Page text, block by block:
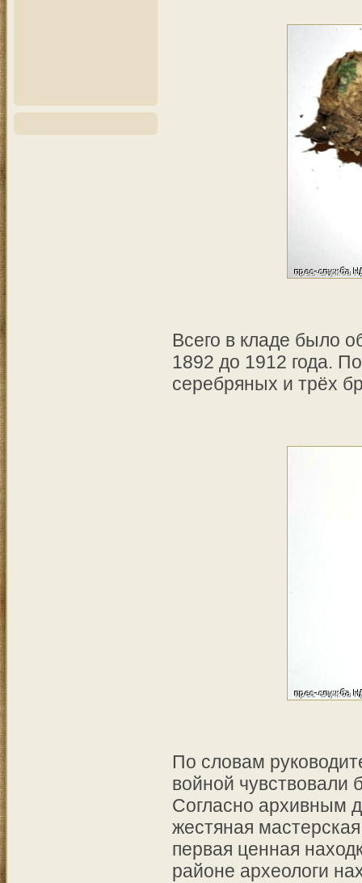
Всего в кладе было
1892 до 1912 года.
серебряных и трёх
По словам
войной чувствовали
Согласно архивным
жестяная
первая ценная
районе археологи